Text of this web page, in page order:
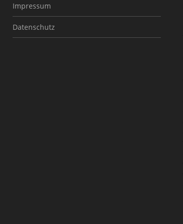
Impressum
Datenschutz